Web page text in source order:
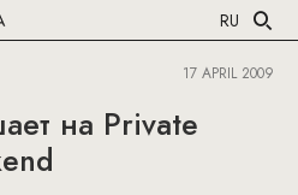
RU
17 APRIL 2009
на Private